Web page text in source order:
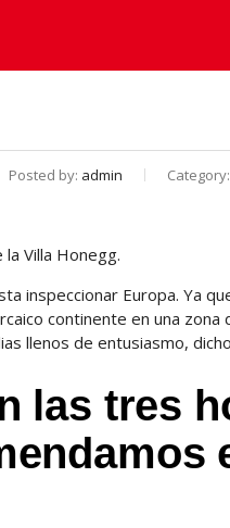
Posted by: admin Category:
Villa Honegg.
inspeccionar Europa. Ya
continente en una
llenos de entusiasmo,
las tres